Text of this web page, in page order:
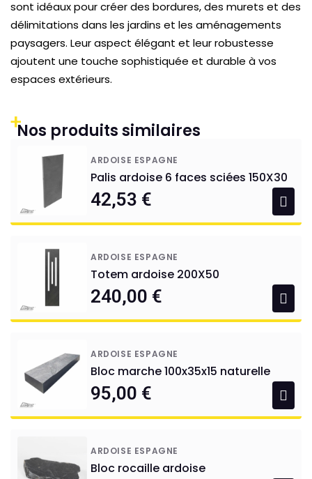
sont idéaux pour créer des bordures, des murets et des
délimitations dans les jardins et les aménagements
paysagers. Leur aspect élégant et leur robustesse
ajoutent une touche sophistiquée et durable à vos
espaces extérieurs.
+Nos produits similaires
ARDOISE ESPAGNE
Palis ardoise 6 faces sciées 150X30
42,53 €
ARDOISE ESPAGNE
Totem ardoise 200X50
240,00 €
ARDOISE ESPAGNE
Bloc marche 100x35x15 naturelle
95,00 €
ARDOISE ESPAGNE
Bloc rocaille ardoise